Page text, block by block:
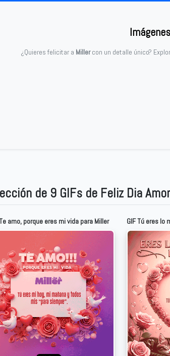
¿Quieres felicitar a Millercon un detalle único?
de 9 GIFs de Feliz Dia
amo, porque eres mi vida para Miller